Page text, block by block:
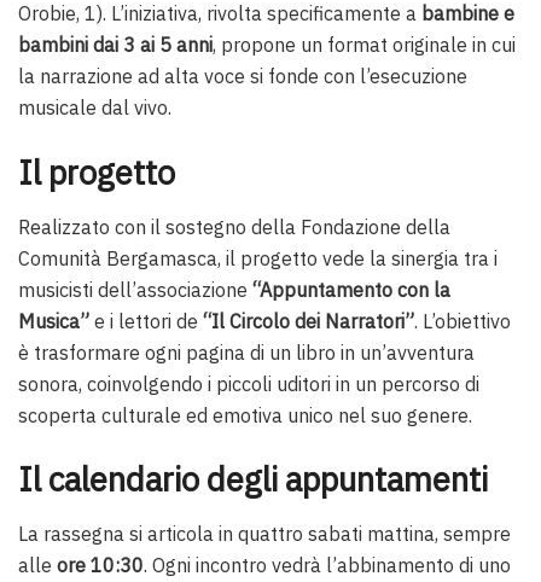
Orobie, 1). L’iniziativa, rivolta specificamente a bambine e
bambini dai 3 ai 5 anni, propone un format originale in cui
la narrazione ad alta voce si fonde con l’esecuzione
musicale dal vivo.
Il progetto
Realizzato con il sostegno della Fondazione della
Comunità Bergamasca, il progetto vede la sinergia tra i
musicisti dell’associazione “Appuntamento con la
Musica” e i lettori de “Il Circolo dei Narratori”. L’obiettivo
è trasformare ogni pagina di un libro in un’avventura
sonora, coinvolgendo i piccoli uditori in un percorso di
scoperta culturale ed emotiva unico nel suo genere.
Il calendario degli appuntamenti
La rassegna si articola in quattro sabati mattina, sempre
alle ore 10:30. Ogni incontro vedrà l’abbinamento di uno